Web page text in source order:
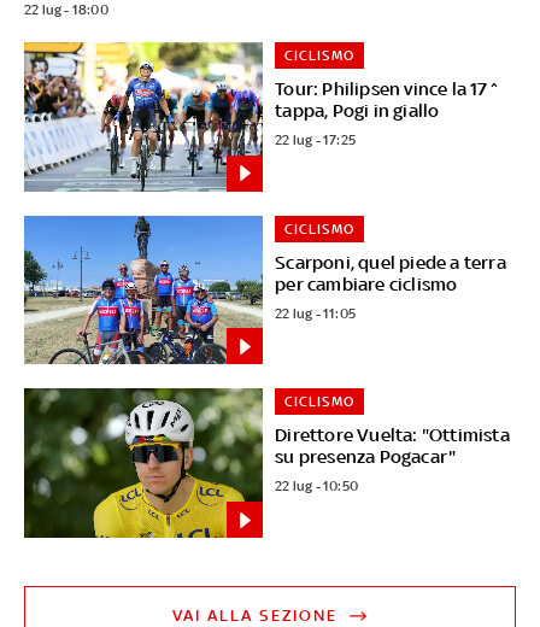
22 lug - 18:00
Tour: Philipsen vince la 17^
tappa, Pogi in giallo
CICLISMO
22 lug - 17:25
Scarponi, quel piede a terra
per cambiare ciclismo
CICLISMO
22 lug - 11:05
Direttore Vuelta: "Ottimista
su presenza Pogacar"
CICLISMO
22 lug - 10:50
VAI ALLA SEZIONE